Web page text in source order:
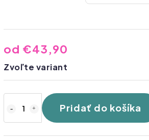
od €43,90
Zvoľte variant
Pridať do košíka